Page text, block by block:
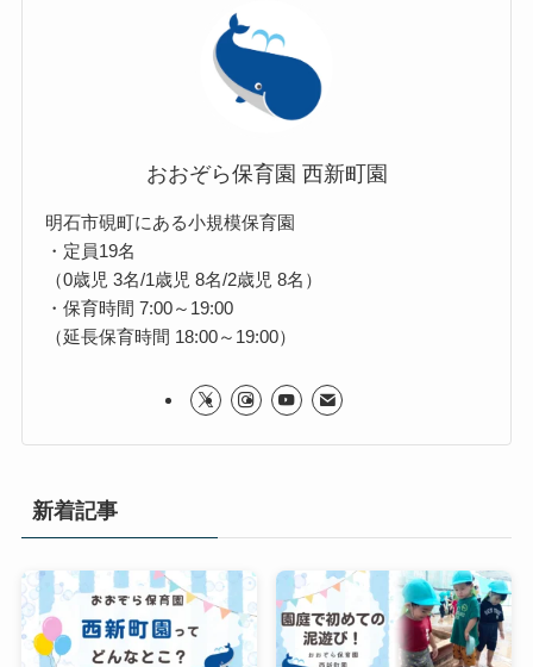
おおぞら保育園 西新町園
明石市硯町にある小規模保育園
・定員19名
（0歳児 3名/1歳児 8名/2歳児 8名）
・保育時間 7:00～19:00
（延長保育時間 18:00～19:00）
新着記事